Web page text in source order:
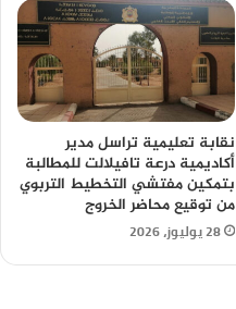
نقابة تعليمية تراسل مدير
أكاديمية درعة تافيلالت للمطالبة
بتمكين مفتشي التخطيط التربوي
من توقيع محاضر الخروج
28 يوليوز، 2026